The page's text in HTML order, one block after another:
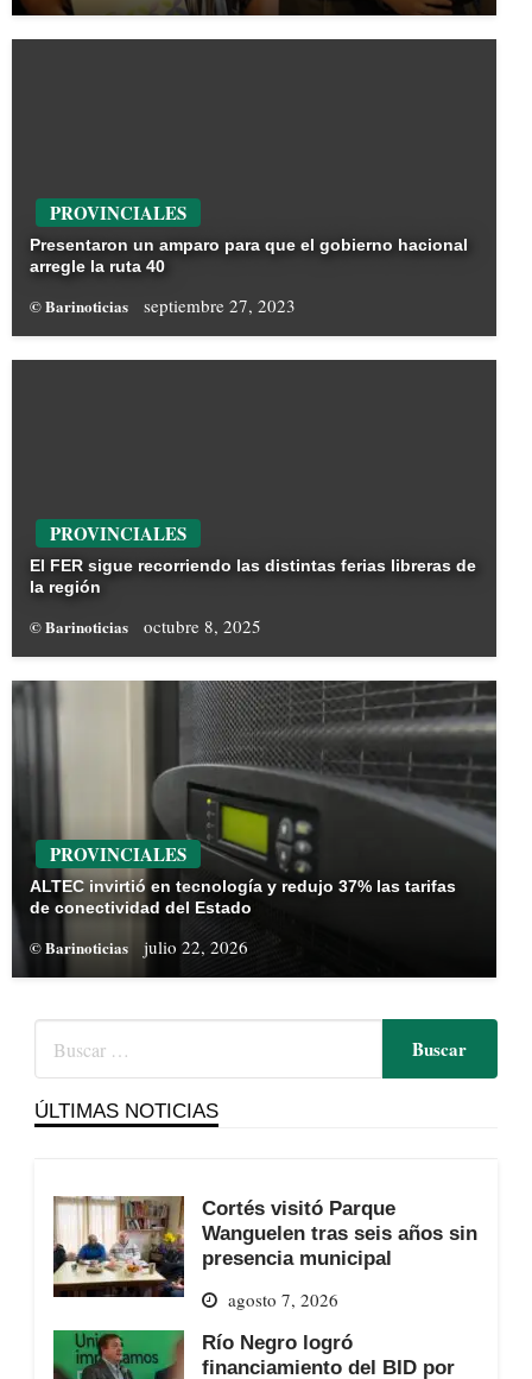
PROVINCIALES
Presentaron un amparo para que el gobierno hacional
arregle la ruta 40
© Barinoticias septiembre 27, 2023
PROVINCIALES
El FER sigue recorriendo las distintas ferias libreras de
la región
© Barinoticias octubre 8, 2025
PROVINCIALES
ALTEC invirtió en tecnología y redujo 37% las tarifas
de conectividad del Estado
© Barinoticias julio 22, 2026
ÚLTIMAS NOTICIAS
Cortés visitó Parque
Wanguelen tras seis años sin
presencia municipal
agosto 7, 2026
Río Negro logró
financiamiento del BID por